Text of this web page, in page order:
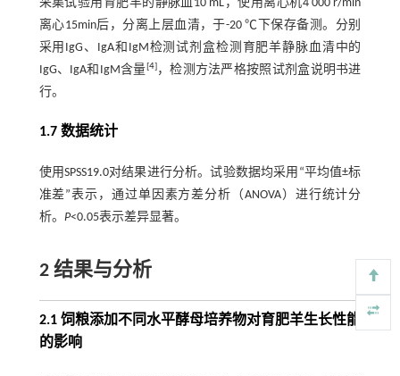
采集试验用育肥羊的静脉血10 mL，使用离心机4 000 r/min
离心15min后，分离上层血清，于-20 ℃下保存备测。分别
采用IgG、IgA和IgM检测试剂盒检测育肥羊静脉血清中的
IgG、IgA和IgM含量[4]，检测方法严格按照试剂盒说明书进
行。
1.7 数据统计
使用SPSS19.0对结果进行分析。试验数据均采用“平均值±标
准差”表示，通过单因素方差分析（ANOVA）进行统计分
析。 P<0.05表示差异显著。
2 结果与分析
2.1 饲粮添加不同水平酵母培养物对育肥羊生长性能
的影响